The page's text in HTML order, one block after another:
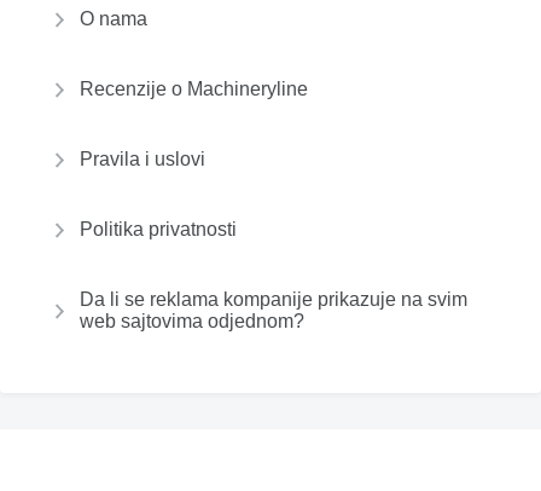
O nama
Recenzije o Machineryline
Pravila i uslovi
Politika privatnosti
Da li se reklama kompanije prikazuje na svim
web sajtovima odjednom?